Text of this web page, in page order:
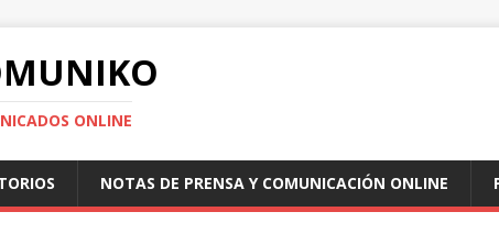
ONLINE
NOTAS DE PRENSA Y COMUNICACIÓN ONLINE